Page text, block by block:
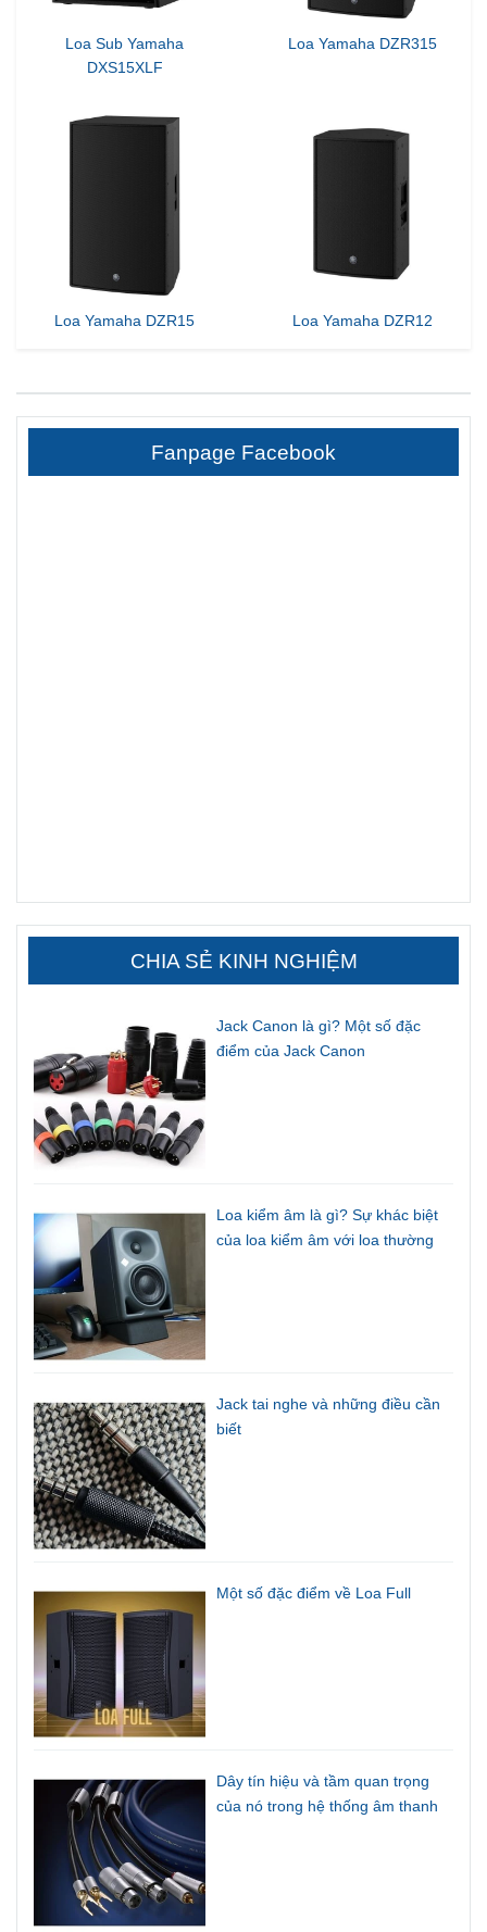
Loa Sub Yamaha
DXS15XLF
Loa Yamaha DZR315
Loa Yamaha DZR15 Loa Yamaha DZR12
Fanpage Facebook
CHIA SẺ KINH NGHIỆM
Jack Canon là gì? Một số đặc
điểm của Jack Canon
Loa kiểm âm là gì? Sự khác biệt
của loa kiểm âm với loa thường
Jack tai nghe và những điều cần
biết
Một số đặc điểm về Loa Full
Dây tín hiệu và tầm quan trọng
của nó trong hệ thống âm thanh